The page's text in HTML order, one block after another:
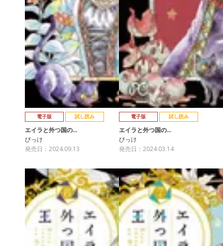
電子版 試し読み
エイラと外つ国の…
びっけ
発売日：2024.09.13
電子版 試し読み
エイラと外つ国の…
びっけ
発売日：2024.03.14